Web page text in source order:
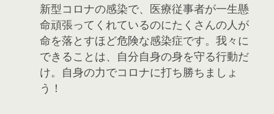
新型コロナの感染で、医療従事者が一生懸
命頑張ってくれているのにたくさんの人が
命を落とすほど危険な感染症です。我々に
できることは、自分自身の身を守る行動だ
け。自身の力でコロナに打ち勝ちましょ
う！